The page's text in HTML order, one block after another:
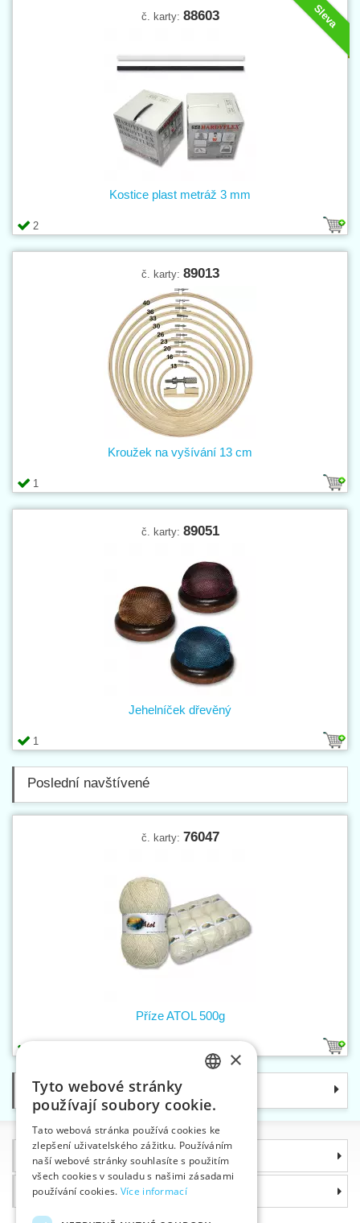
Sleva
č. karty: 88603
2
Kostice plast metráž 3 mm
č. karty: 89013
1
Kroužek na vyšívání 13 cm
č. karty: 89051
1
Jehelníček dřevěný
Poslední navštívené
č. karty: 76047
Příze ATOL 500g
Kategorie
Informace
Proč si zvolit právě nás
ENGLISH
GERMAN
×
Tyto webové stránky
používají soubory cookie.
Tato webová stránka používá cookies ke
zlepšení uživatelského zážitku. Používáním
naší webové stránky souhlasíte s použitím
všech cookies v souladu s našimi zásadami
používání cookies. Více informací